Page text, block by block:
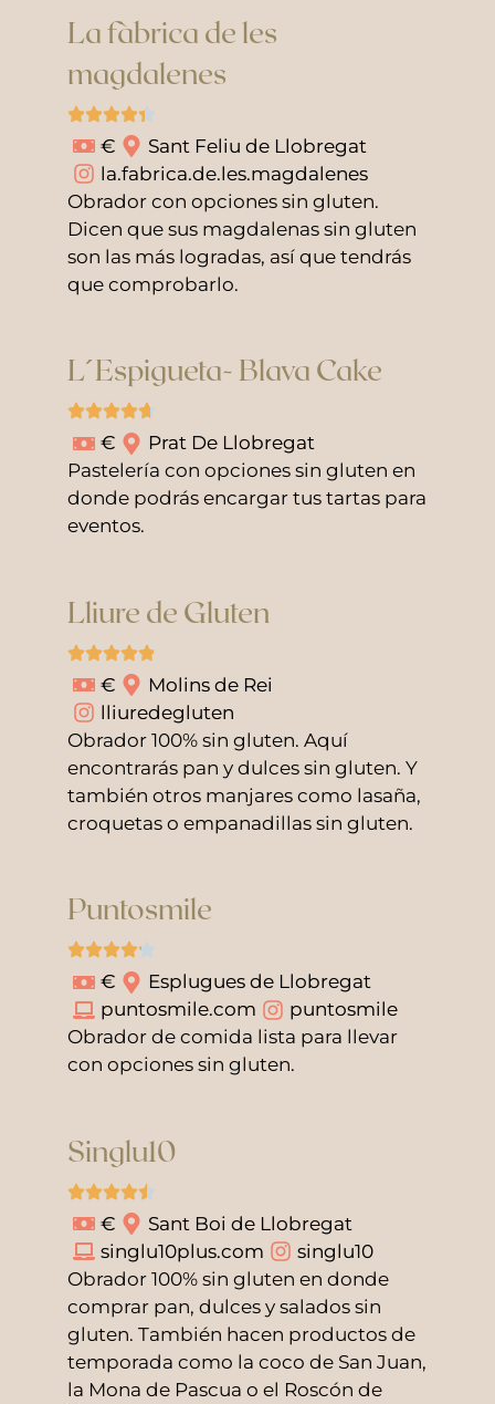
La fàbrica de les
magdalenes
€
Sant Feliu de Llobregat
la.fabrica.de.les.magdalenes
Obrador con opciones sin gluten.
Dicen que sus magdalenas sin gluten
son las más logradas, así que tendrás
que comprobarlo.
L´Espigueta- Blava Cake
€
Prat De Llobregat
Pastelería con opciones sin gluten en
donde podrás encargar tus tartas para
eventos.
Lliure de Gluten
€
Molins de Rei
lliuredegluten
Obrador 100% sin gluten. Aquí
encontrarás pan y dulces sin gluten. Y
también otros manjares como lasaña,
croquetas o empanadillas sin gluten.
Puntosmile
€
Esplugues de Llobregat
puntosmile.com
puntosmile
Obrador de comida lista para llevar
con opciones sin gluten.
Singlu10
€
Sant Boi de Llobregat
singlu10plus.com
singlu10
Obrador 100% sin gluten en donde
comprar pan, dulces y salados sin
gluten. También hacen productos de
temporada como la coco de San Juan,
la Mona de Pascua o el Roscón de